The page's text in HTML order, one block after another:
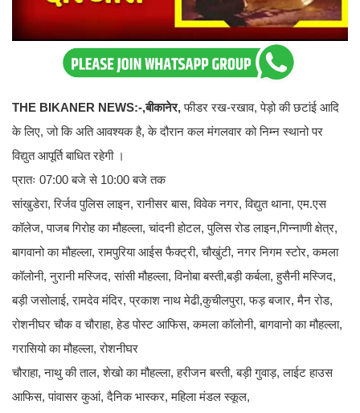
THE BIKANER NEWS:-,बीकानेर,फीडर रख-रखाव, पेड़ो की छटांई आदि
के लिए, जो कि अति आवश्यक है, के दौरान कल मंगलवार को निम्न स्थानो पर
विद्युत आपूर्ति बाधित रहेगी ।
प्रातः 07:00 बजे से 10:00 बजे तक
सांखुडेरा, रिर्जव पुलिस लाइन, रानीसर बास, विवेक नगर, विद्युत थाना, एम.एस
कॉलेज, पाजब गिरोह का मौहल्ला, चांदनी होटल, पुलिस रोड लाइन,गिन्नाणी क्षेत्र,
बागवानो का मौहल्ला, रामपुरिया आईस फैक्ट्री, चौखुंटी, नगर निगम स्टोर, कमला
कॉलोनी, नुरानी मस्जिद, सांसी मौहल्ला, विनोबा बस्ती,बड़ी कर्बला, हुसैनी मस्जिद,
बड़ी जसोलाई, रामदेव मंदिर, प्रकाश नाथ मेढी,कुचीलपुरा, फड़ बजार, मैन रोड,
रोशनीघर चौक व चौराहा, हेड पोस्ट आफिस, कमला कॉलोनी, बागवानो का मौहल्ला,
गरासियो का मौहल्ला, रोशनीघर
चौराहा, नाथु की ताल, शेखो का मौहल्ला, हरीजन बस्ती, बड़ी गुवाड़, लाईट हाउस
आफिस, पांवासर कुआं, दैनिक भास्कर, महिला मंडल स्कूल,